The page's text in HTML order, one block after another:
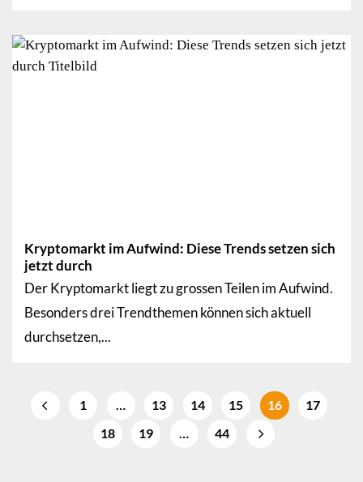
Kryptomarkt im Aufwind: Diese Trends setzen sich
jetzt durch
Der Kryptomarkt liegt zu grossen Teilen im Aufwind.
Besonders drei Trendthemen können sich aktuell
durchsetzen,...
1 … 13 14 15 16
17
18
19 … 44